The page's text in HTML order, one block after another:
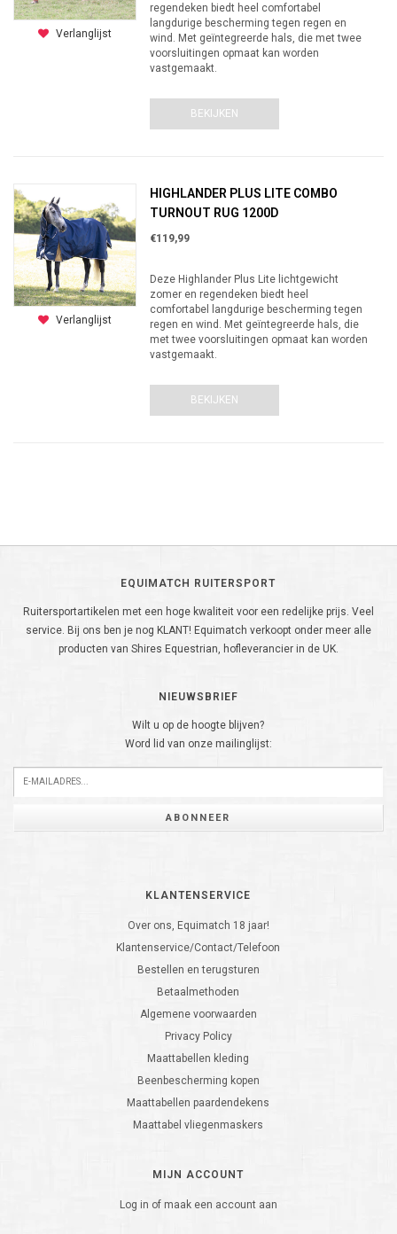
Verlanglijst
regendeken biedt heel comfortabel
langdurige bescherming tegen regen en
wind. Met geïntegreerde hals, die met twee
voorsluitingen opmaat kan worden
vastgemaakt.
BEKIJKEN
Verlanglijst
HIGHLANDER PLUS LITE COMBO
TURNOUT RUG 1200D
€119,99
Deze Highlander Plus Lite lichtgewicht
zomer en regendeken biedt heel
comfortabel langdurige bescherming tegen
regen en wind. Met geïntegreerde hals, die
met twee voorsluitingen opmaat kan worden
vastgemaakt.
BEKIJKEN
EQUIMATCH RUITERSPORT
Ruitersportartikelen met een hoge kwaliteit voor een redelijke prijs. Veel
service. Bij ons ben je nog KLANT! Equimatch verkoopt onder meer alle
producten van Shires Equestrian, hofleverancier in de UK.
NIEUWSBRIEF
Wilt u op de hoogte blijven?
Word lid van onze mailinglijst:
ABONNEER
KLANTENSERVICE
Over ons, Equimatch 18 jaar!
Klantenservice/Contact/Telefoon
Bestellen en terugsturen
Betaalmethoden
Algemene voorwaarden
Privacy Policy
Maattabellen kleding
Beenbescherming kopen
Maattabellen paardendekens
Maattabel vliegenmaskers
MIJN ACCOUNT
Log in of maak een account aan